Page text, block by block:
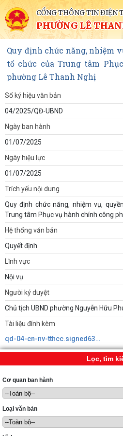
CỔNG THÔNG TIN ĐIỆN
PHƯỜNG LÊ
Quy định chức năng, nhiệm
tổ chức của Trung tâm
phường Lê Thanh Nghị
Số ký hiệu văn bản
04/2025/QĐ-UBND
Ngày ban hành
01/07/2025
Ngày hiệu lực
01/07/2025
Trích yếu nội dung
Quy định chức năng, nhiệm vụ,
Trung tâm Phục vụ hành chính công
Hệ thống văn bản
Quyết định
Lĩnh vực
Nội vụ
Người ký duyệt
Chủ tịch UBND phường Nguyễn Hữu
Tài liệu đính kèm
qd-04-cn-nv-tthcc.signed638984713361404276.pdf
Lọc, tìm
Cơ quan ban hành
Loại văn bản